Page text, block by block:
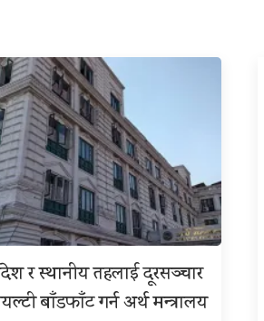
र स्थानीय तहलाई दूरसञ्चार
बाँडफाँट गर्न अर्थ मन्त्रालय